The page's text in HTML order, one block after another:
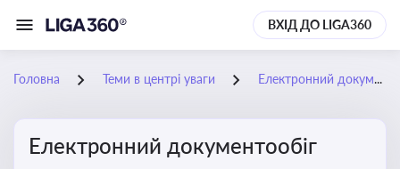
ВХІД ДО LIGA360
Головна Теми в центрі уваги Електронний документообіг
Електронний документообіг